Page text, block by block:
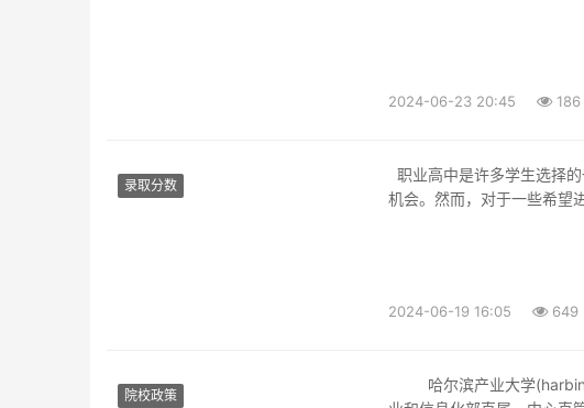
2024-06-23 20:45 186
录取分数
机会。然而，对于一些希望
2024-06-19 16:05 649
院校政策